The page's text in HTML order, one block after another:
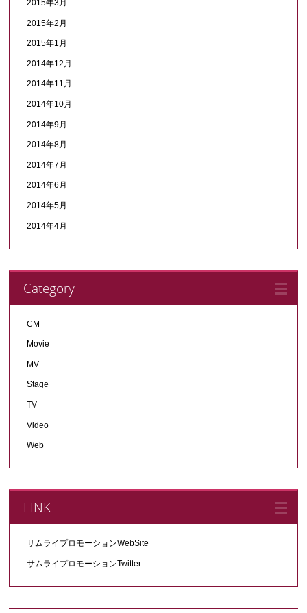
2015年3月
2015年2月
2015年1月
2014年12月
2014年11月
2014年10月
2014年9月
2014年8月
2014年7月
2014年6月
2014年5月
2014年4月
Category
CM
Movie
MV
Stage
TV
Video
Web
LINK
サムライプロモーションWebSite
サムライプロモーションTwitter